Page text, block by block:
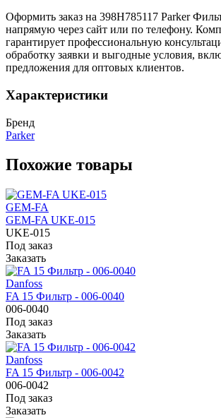
Оформить заказ на 398H785117 Parker
напрямую через сайт или по телефону.
гарантирует профессиональную
обработку заявки и выгодные условия,
предложения для оптовых клиентов.
Характеристики
Бренд
Parker
Похожие товары
GEM-FA
GEM-FA UKE-015
UKE-015
Под заказ
Заказать
Danfoss
FA 15 Фильтр - 006-0040
006-0040
Под заказ
Заказать
Danfoss
FA 15 Фильтр - 006-0042
006-0042
Под заказ
Заказать